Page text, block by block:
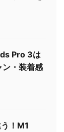
Pro 3は
ン・装着感
！M1